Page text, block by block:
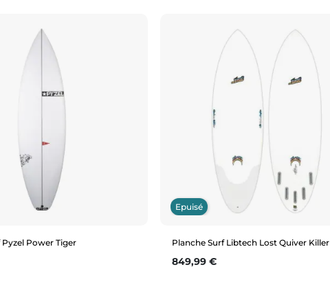
Pyzel Power Tiger
Epuisé
Planche Surf Libtech Lost Quiver Killer
Prix
849,99 €